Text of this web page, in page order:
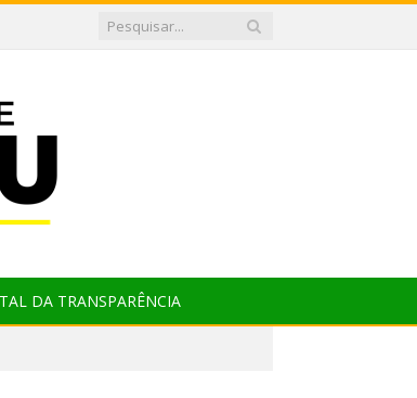
DA TRANSPARÊNCIA